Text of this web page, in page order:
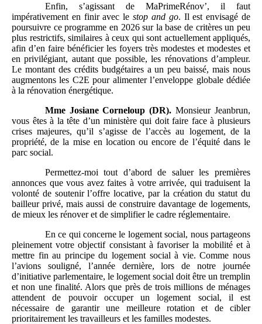
Enfin, s’agissant de MaPrimeRénov’, il faut
impérativement en finir avec lestop and go. Il est envisagé de
poursuivre ce programme en 2026 sur la base de critères un peu
plus restrictifs, similaires à ceux qui sont actuellement appliqués,
afin d’en faire bénéficier les foyers très modestes et modestes et
en privilégiant, autant que possible, les rénovations d’ampleur.
Le montant des crédits budgétaires a un peu baissé, mais nous
augmentons les C2E pour alimenter l’enveloppe globale dédiée
à la rénovation énergétique.
Mme Josiane Corneloup (DR). Monsieur Jeanbrun,
vous êtes à la tête d’un ministère qui doit faire face à plusieurs
crises majeures, qu’il s’agisse de l’accès au logement, de la
propriété, de la mise en location ou encore de l’équité dans le
parc social.
Permettez-moi tout d’abord de saluer les premières
annonces que vous avez faites à votre arrivée, qui traduisent la
volonté de soutenir l’offre locative, par la création du statut du
bailleur privé, mais aussi de construire davantage de logements,
de mieux les rénover et de simplifier le cadre réglementaire.
En ce qui concerne le logement social, nous partageons
pleinement votre objectif consistant à favoriser la mobilité et à
mettre fin au principe du logement social à vie. Comme nous
l’avions souligné, l’année dernière, lors de notre journée
d’initiative parlementaire, le logement social doit être un tremplin
et non une finalité. Alors que près de trois millions de ménages
attendent de pouvoir occuper un logement social, il est
nécessaire de garantir une meilleure rotation et de cibler
prioritairement les travailleurs et les familles modestes.